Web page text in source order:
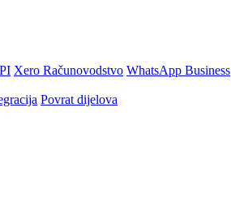
Xero Računovodstvo WhatsApp Business
Povrat dijelova